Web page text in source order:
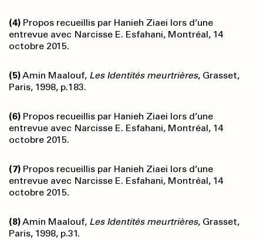
(4) Propos recueillis par Hanieh Ziaei lors d’une
entrevue avec Narcisse E. Esfahani, Montréal, 14
octobre 2015.
(5)Amin Maalouf, Les Identités meurtrières, Grasset,
Paris, 1998, p.183.
(6) Propos recueillis par Hanieh Ziaei lors d’une
entrevue avec Narcisse E. Esfahani, Montréal, 14
octobre 2015.
(7) Propos recueillis par Hanieh Ziaei lors d’une
entrevue avec Narcisse E. Esfahani, Montréal, 14
octobre 2015.
(8)Amin Maalouf, Les Identités meurtrières, Grasset,
Paris, 1998, p.31.